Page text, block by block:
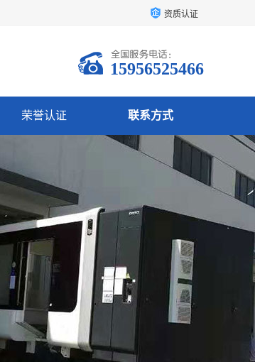
资质认证
15956525466
荣誉认证 联系方式